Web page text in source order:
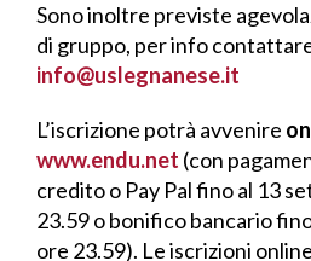
Sono inoltre previste
di gruppo, per info
info@uslegnanese.it
L’iscrizione potrà avvenire
www.endu.net (con
credito o Pay Pal fino al 13
23.59 o bonifico bancario
ore 23.59). Le iscrizioni